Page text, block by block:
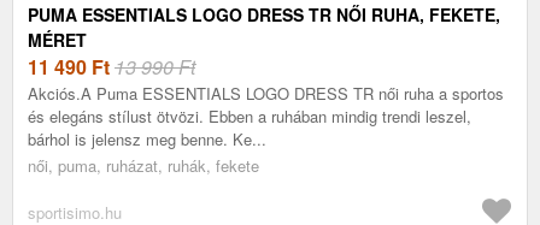
PUMA ESSENTIALS LOGO DRESS TR NŐI RUHA, FEKETE,
MÉRET
11 490 Ft13 990 Ft
Akciós.A Puma ESSENTIALS LOGO DRESS TR női ruha a sportos
és elegáns stílust ötvözi. Ebben a ruhában mindig trendi leszel,
bárhol is jelensz meg benne. Ke...
női, puma, ruházat, ruhák, fekete
sportisimo.hu